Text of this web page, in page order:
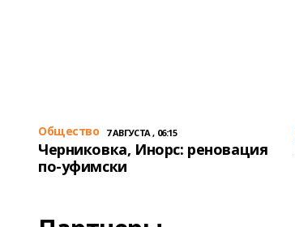
Общество 7 АВГУСТА , 06:15
Черниковка, Инорс: реновация
по-уфимски